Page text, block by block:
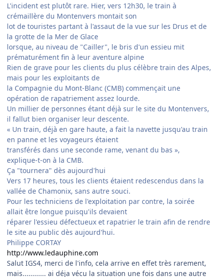
L'incident est plutôt rare. Hier, vers 12h30, le train à
crémaillère du Montenvers montait son
lot de touristes partant à l'assaut de la vue sur les Drus et de
la grotte de la Mer de Glace
lorsque, au niveau de "Cailler", le bris d'un essieu mit
prématurément fin à leur aventure alpine
Rien de grave pour les clients du plus célèbre train des Alpes,
mais pour les exploitants de
la Compagnie du Mont-Blanc (CMB) commençait une
opération de rapatriement assez lourde.
Un millier de personnes étant déjà sur le site du Montenvers,
il fallut bien organiser leur descente.
« Un train, déjà en gare haute, a fait la navette jusqu'au train
en panne et les voyageurs étaient
transférés dans une seconde rame, venant du bas »,
explique-t-on à la CMB.
Ça "tournera" dès aujourd'hui
Vers 17 heures, tous les clients étaient redescendus dans la
vallée de Chamonix, sans autre souci.
Pour les techniciens de l'exploitation par contre, la soirée
allait être longue puisqu'ils devaient
réparer l'essieu défectueux et rapatrier le train afin de rendre
le site au public dès aujourd'hui.
Philippe CORTAY
http://www.ledauphine.com
Salut IGS4, merci de l'info, cela arrive en effet très rarement,
mais............ ai déja vécu la situation une fois dans une autre